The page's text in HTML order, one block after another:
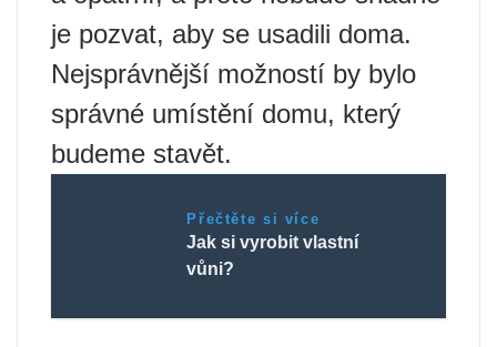
je pozvat, aby se usadili doma.
Nejsprávnější možností by bylo
správné umístění domu, který
budeme stavět.
Přečtěte si více
Jak si vyrobit vlastní
vůni?